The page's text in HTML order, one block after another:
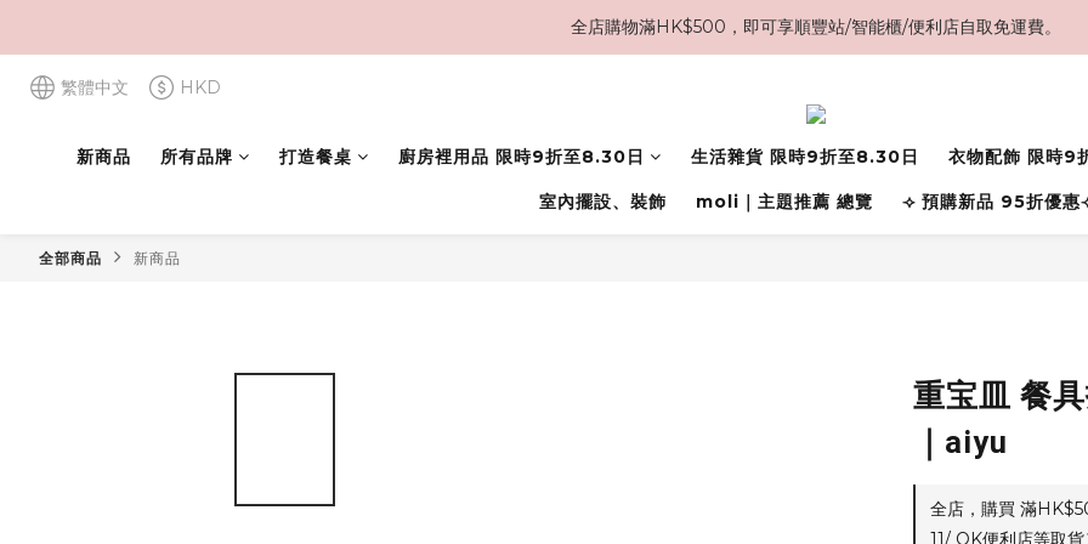
全店購物滿HK$500，即可享順豐站/智能櫃/便利店自取免運費。
繁體中文 HKD
新商品 所有品牌 打造餐桌 廚房裡用品 限時9折至8.30日 生活雜貨 限時9折至8.30日 衣物配飾 限時9
室內擺設、裝飾 moli｜主題推薦 總覽 ⟢ 預購新品 95折優惠
全部商品 新商品
重宝皿 餐
｜aiyu
全店，購買 滿
11/ OK便利店等取貨